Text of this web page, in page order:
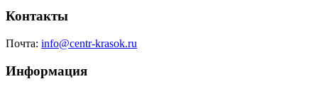
Контакты
Почта: info@centr-krasok.ru
Информация